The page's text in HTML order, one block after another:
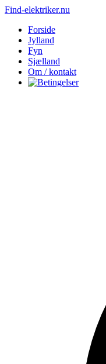
Find-elektriker.nu
Forside
Jylland
Fyn
Sjælland
Om / kontakt